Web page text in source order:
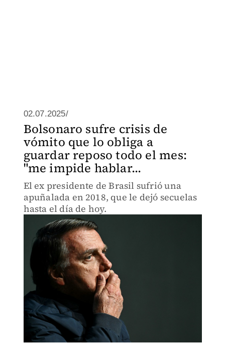
02.07.2025/
Bolsonaro sufre crisis de
vómito que lo obliga a
guardar reposo todo el mes:
"me impide hablar...
El ex presidente de Brasil sufrió una
apuñalada en 2018, que le dejó secuelas
hasta el día de hoy.